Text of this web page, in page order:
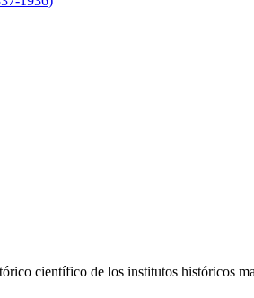
científico de los institutos históricos